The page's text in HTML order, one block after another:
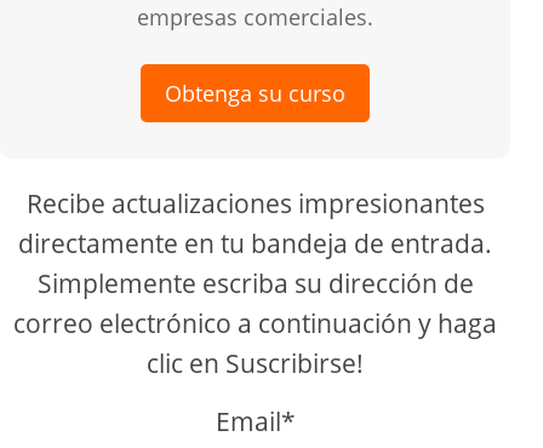
empresas comerciales.
Obtenga su curso
Recibe actualizaciones impresionantes
directamente en tu bandeja de entrada.
Simplemente escriba su dirección de
correo electrónico a continuación y haga
clic en Suscribirse!
Email*